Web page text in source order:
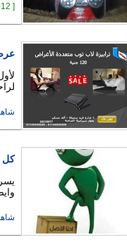
[ 14-4-2012 ]
كل